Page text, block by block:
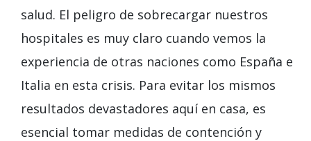
salud. El peligro de sobrecargar nuestros
hospitales es muy claro cuando vemos la
experiencia de otras naciones como España e
Italia en esta crisis. Para evitar los mismos
resultados devastadores aquí en casa, es
esencial tomar medidas de contención y